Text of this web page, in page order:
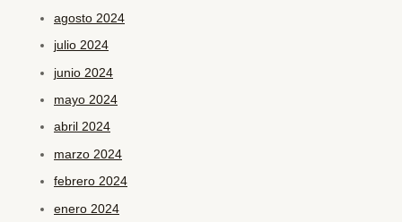
agosto 2024
julio 2024
junio 2024
mayo 2024
abril 2024
marzo 2024
febrero 2024
enero 2024